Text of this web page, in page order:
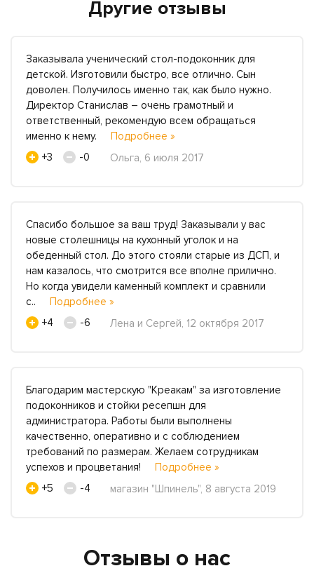
Другие отзывы
Заказывала ученический стол-подоконник для
детской. Изготовили быстро, все отлично. Сын
доволен. Получилось именно так, как было нужно.
Директор Станислав – очень грамотный и
ответственный, рекомендую всем обращаться
именно к нему. Подробнее »
+3
-0 Ольга, 6 июля 2017
Спасибо большое за ваш труд! Заказывали у вас
новые столешницы на кухонный уголок и на
обеденный стол. До этого стояли старые из ДСП, и
нам казалось, что смотрится все вполне прилично.
Но когда увидели каменный комплект и сравнили
с.. Подробнее »
+4
-6 Лена и Сергей, 12 октября 2017
Благодарим мастерскую "Креакам" за изготовление
подоконников и стойки ресепшн для
администратора. Работы были выполнены
качественно, оперативно и с соблюдением
требований по размерам. Желаем сотрудникам
успехов и процветания! Подробнее »
+5
-4 магазин "Шпинель", 8 августа 2019
Отзывы о нас